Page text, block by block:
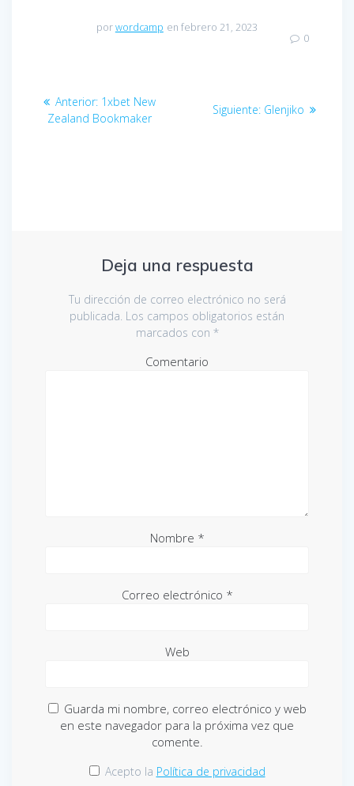
porwordcamp en febrero 21, 2023
0
Navegación
Anterior: Entrada
anterior:
1xbet New
Zealand Bookmaker
Siguiente: Entrada
Glenjiko
Deja una respuesta
Tu dirección de correo electrónico no será
publicada. Los campos obligatorios están
marcados con *
Comentario
Nombre *
Correo electrónico *
Web
Guarda mi nombre, correo electrónico y web
en este navegador para la próxima vez que
comente.
Acepto la Política de privacidad